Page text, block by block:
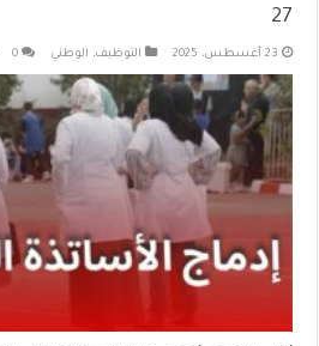
27
23 أغسطس، 2025 التوظيف, الوطني 0